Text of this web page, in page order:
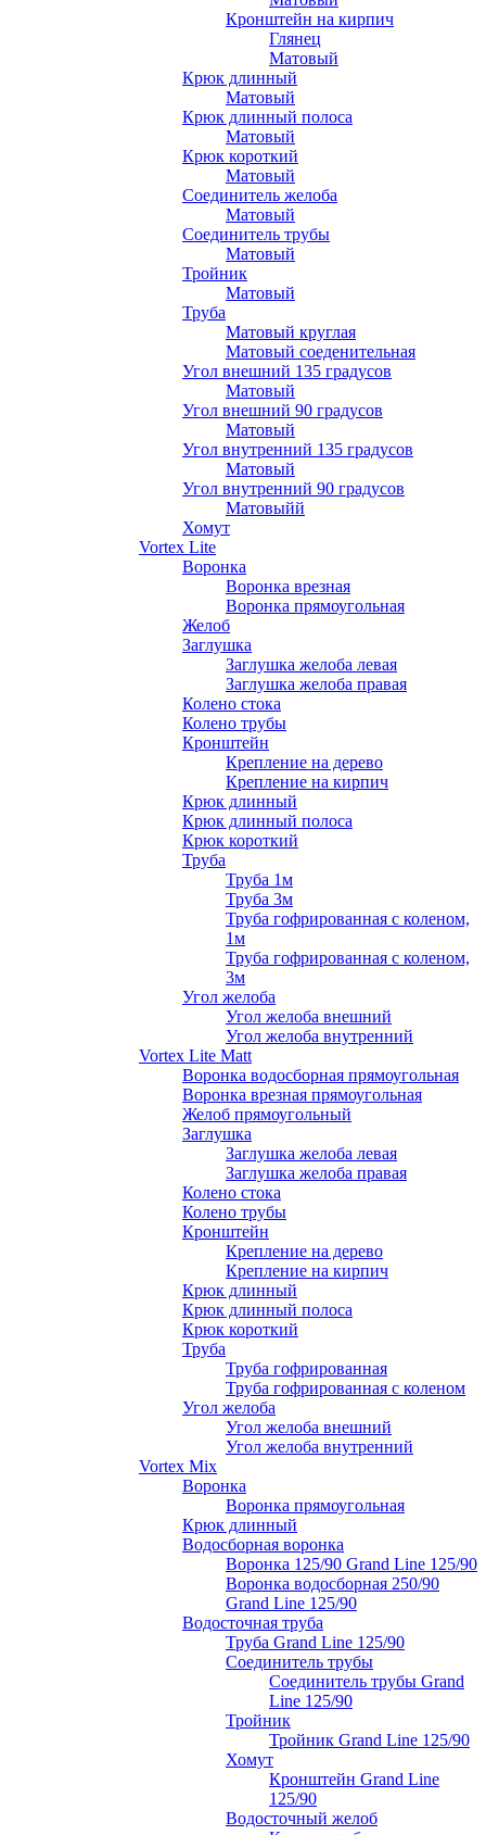
Кронштейн на кирпич
Глянец
Матовый
Крюк длинный
Матовый
Крюк длинный полоса
Матовый
Крюк короткий
Матовый
Соединитель желоба
Матовый
Соединитель трубы
Матовый
Тройник
Матовый
Труба
Матовый круглая
Матовый соеденительная
Угол внешний 135 градусов
Матовый
Угол внешний 90 градусов
Матовый
Угол внутренний 135 градусов
Матовый
Угол внутренний 90 градусов
Матовыйй
Хомут
Vortex Lite
Воронка
Воронка врезная
Воронка прямоугольная
Желоб
Заглушка
Заглушка желоба левая
Заглушка желоба правая
Колено стока
Колено трубы
Кронштейн
Крепление на дерево
Крепление на кирпич
Крюк длинный
Крюк длинный полоса
Крюк короткий
Труба
Труба 1м
Труба 3м
Труба гофрированная с коленом,
1м
Труба гофрированная с коленом,
3м
Угол желоба
Угол желоба внешний
Угол желоба внутренний
Vortex Lite Matt
Воронка водосборная прямоугольная
Воронка врезная прямоугольная
Желоб прямоугольный
Заглушка
Заглушка желоба левая
Заглушка желоба правая
Колено стока
Колено трубы
Кронштейн
Крепление на дерево
Крепление на кирпич
Крюк длинный
Крюк длинный полоса
Крюк короткий
Труба
Труба гофрированная
Труба гофрированная с коленом
Угол желоба
Угол желоба внешний
Угол желоба внутренний
Vortex Mix
Воронка
Воронка прямоугольная
Крюк длинный
Водосборная воронка
Воронка 125/90 Grand Line 125/90
Воронка водосборная 250/90
Grand Line 125/90
Водосточная труба
Труба Grand Line 125/90
Соединитель трубы
Соединитель трубы Grand
Line 125/90
Тройник
Тройник Grand Line 125/90
Хомут
Кронштейн Grand Line
125/90
Водосточный желоб